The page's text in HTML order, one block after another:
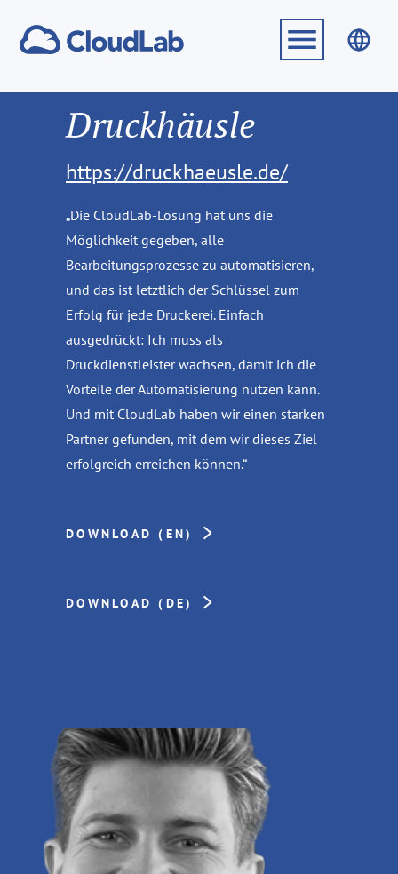
Druckhäusle
https://druckhaeusle.de/
„Die CloudLab-Lösung hat uns die
Möglichkeit gegeben, alle
Bearbeitungsprozesse zu automatisieren,
und das ist letztlich der Schlüssel zum
Erfolg für jede Druckerei. Einfach
ausgedrückt: Ich muss als
Druckdienstleister wachsen, damit ich die
Vorteile der Automatisierung nutzen kann.
Und mit CloudLab haben wir einen starken
Partner gefunden, mit dem wir dieses Ziel
erfolgreich erreichen können.“
DOWNLOAD (EN)
DOWNLOAD (DE)